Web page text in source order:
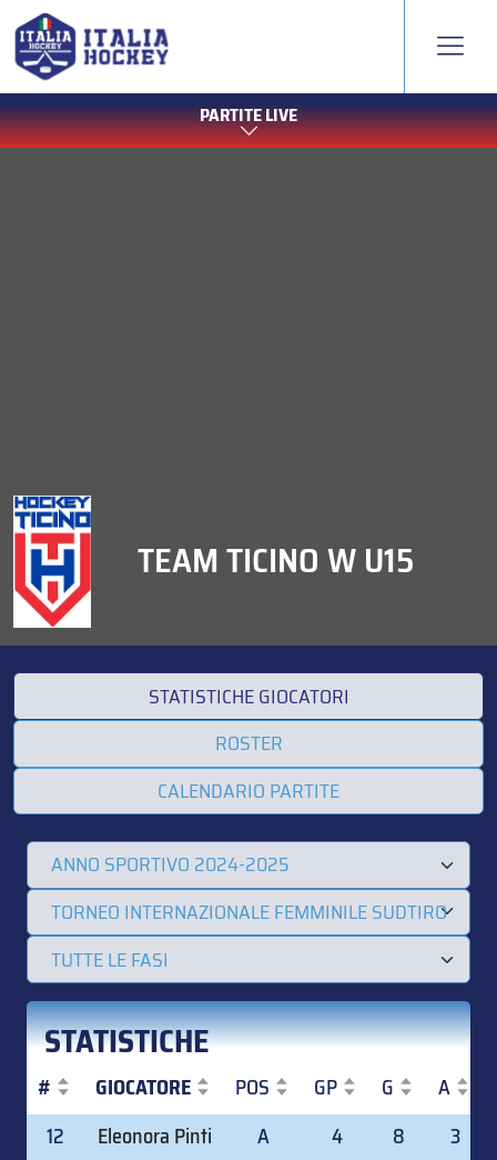
PARTITE LIVE
TEAM TICINO W U15
STATISTICHE GIOCATORI
ROSTER
CALENDARIO PARTITE
STATISTICHE
# GIOCATORE POS GP G A
#
GIOCATORE POS GP
12 Eleonora Pinti A 4 8
3